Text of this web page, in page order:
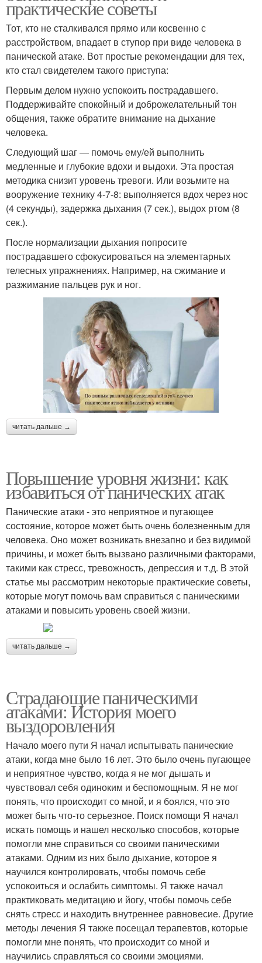
практические советы
Тот, кто не сталкивался прямо или косвенно с
расстройством, впадает в ступор при виде человека в
панической атаке. Вот простые рекомендации для тех,
кто стал свидетелем такого приступа:
Первым делом нужно успокоить пострадавшего.
Поддерживайте спокойный и доброжелательный тон
общения, также обратите внимание на дыхание
человека.
Следующий шаг — помочь ему/ей выполнить
медленные и глубокие вдохи и выдохи. Эта простая
методика снизит уровень тревоги. Или возьмите на
вооружение технику 4-7-8: выполняется вдох через нос
(4 секунды), задержка дыхания (7 сек.), выдох ртом (8
сек.).
После нормализации дыхания попросите
пострадавшего сфокусироваться на элементарных
телесных упражнениях. Например, на сжимание и
разжимание пальцев рук и ног.
читать дальше →
Повышение уровня жизни: как
избавиться от панических атак
Панические атаки - это неприятное и пугающее
состояние, которое может быть очень болезненным для
человека. Оно может возникать внезапно и без видимой
причины, и может быть вызвано различными факторами,
такими как стресс, тревожность, депрессия и т.д. В этой
статье мы рассмотрим некоторые практические советы,
которые могут помочь вам справиться с паническими
атаками и повысить уровень своей жизни.
читать дальше →
Страдающие паническими
атаками: История моего
выздоровления
Начало моего пути Я начал испытывать панические
атаки, когда мне было 16 лет. Это было очень пугающее
и неприятное чувство, когда я не мог дышать и
чувствовал себя одиноким и беспомощным. Я не мог
понять, что происходит со мной, и я боялся, что это
может быть что-то серьезное. Поиск помощи Я начал
искать помощь и нашел несколько способов, которые
помогли мне справиться со своими паническими
атаками. Одним из них было дыхание, которое я
научился контролировать, чтобы помочь себе
успокоиться и ослабить симптомы. Я также начал
практиковать медитацию и йогу, чтобы помочь себе
снять стресс и находить внутреннее равновесие. Другие
методы лечения Я также посещал терапевтов, которые
помогли мне понять, что происходит со мной и
научились справляться со своими эмоциями.